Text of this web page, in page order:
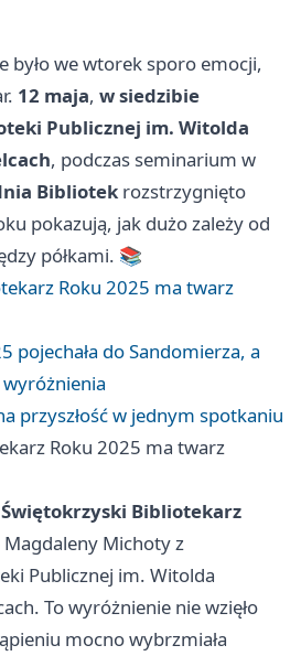
było we wtorek sporo emocji,
12 maja, w siedzibie
Publicznej im. Witolda
, podczas seminarium w
Bibliotek rozstrzygnięto
pokazują, jak dużo zależy od
półkami. 📚
Roku 2025 ma twarz
pojechała do Sandomierza, a
przyszłość w jednym spotkaniu
Roku 2025 ma twarz
Świętokrzyski Bibliotekarz
Magdaleny Michoty z
Publicznej im. Witolda
To wyróżnienie nie wzięło
mocno wybrzmiała